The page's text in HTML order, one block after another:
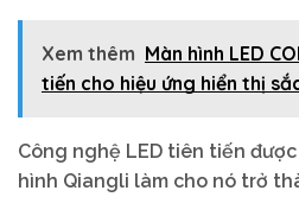
Xem thêm Màn hình LED
tiến cho hiệu ứng hiển thị
Công nghệ LED tiên tiến
hình Qiangli làm cho nó trở